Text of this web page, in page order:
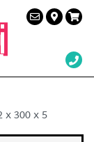
– Servicios a la
x 300 x 5